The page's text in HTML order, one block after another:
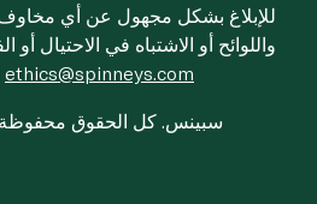
للإبلاغ بشكل مجهول عن أي مخاوف
واللوائح أو الاشتباه في الاحتيال
ethics@spinneys.com
© 2020-2026 سبينس. كل الحقوق محفوظة